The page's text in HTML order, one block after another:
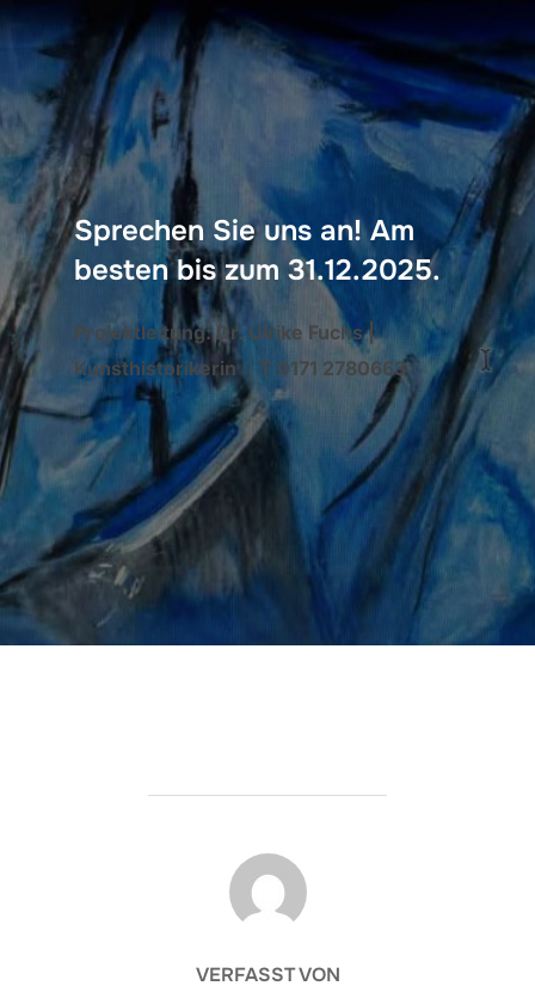
Sprechen Sie uns an! Am
besten bis zum 31.12.2025.
Projektleitung: Dr. Ulrike Fuchs |
Kunsthistorikerin
T 0171 2780663
BEITRAGSAUTOR
VERFASST VON